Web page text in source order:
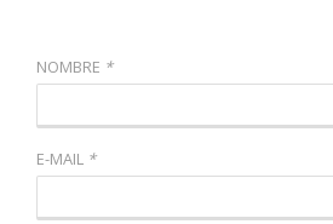
NOMBRE *
E-MAIL *